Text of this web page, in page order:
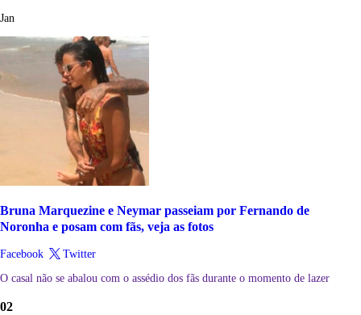
Jan
Bruna Marquezine e Neymar passeiam por Fernando de
Noronha e posam com fãs, veja as fotos
Facebook
Twitter
O casal não se abalou com o assédio dos fãs durante o momento de lazer
02